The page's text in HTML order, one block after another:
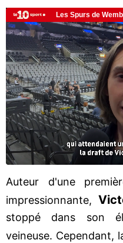
Auteur d'une
impressionnante,
stoppé dans son
veineuse. Cependant,